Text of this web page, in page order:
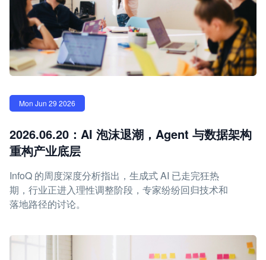
Mon Jun 29 2026
2026.06.20：AI 泡沫退潮，Agent 与数据架构
重构产业底层
InfoQ 的周度深度分析指出，生成式 AI 已走完狂热
期，行业正进入理性调整阶段，专家纷纷回归技术和
落地路径的讨论。